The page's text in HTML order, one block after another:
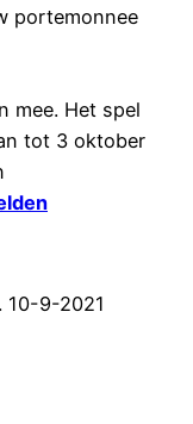
portemonnee
mee. Het spel
tot 3 oktober
10-9-2021